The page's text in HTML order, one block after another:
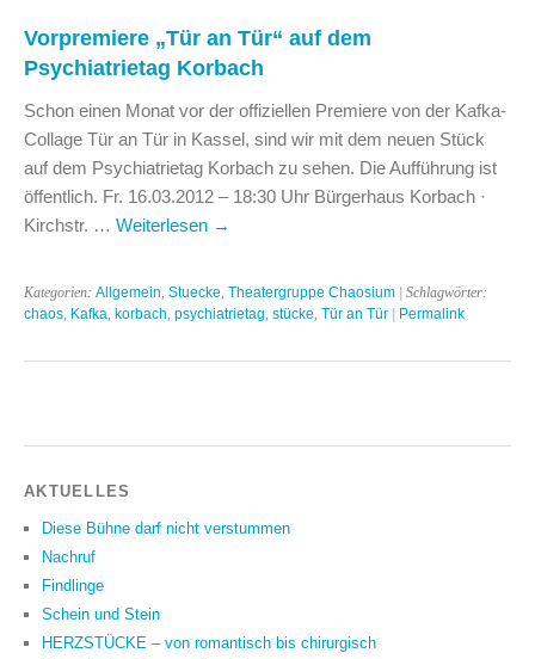
Vorpremiere „Tür an Tür“ auf dem
Psychiatrietag Korbach
Schon einen Monat vor der offiziellen Premiere von der Kafka-
Collage Tür an Tür in Kassel, sind wir mit dem neuen Stück
auf dem Psychiatrietag Korbach zu sehen. Die Aufführung ist
öffentlich. Fr. 16.03.2012 – 18:30 Uhr Bürgerhaus Korbach ·
Kirchstr. … Weiterlesen →
Kategorien: Allgemein Stuecke Theatergruppe Chaosium | Schlagwörter:
chaos Kafka korbach psychiatrietag stücke Tür an Tür | Permalink
AKTUELLES
Diese Bühne darf nicht verstummen
Nachruf
Findlinge
Schein und Stein
HERZSTÜCKE – von romantisch bis chirurgisch